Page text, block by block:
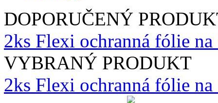
DOPORUČENÝ
2ks Flexi ochranná fólie
VYBRANÝ PRODUKT
2ks Flexi ochranná fólie